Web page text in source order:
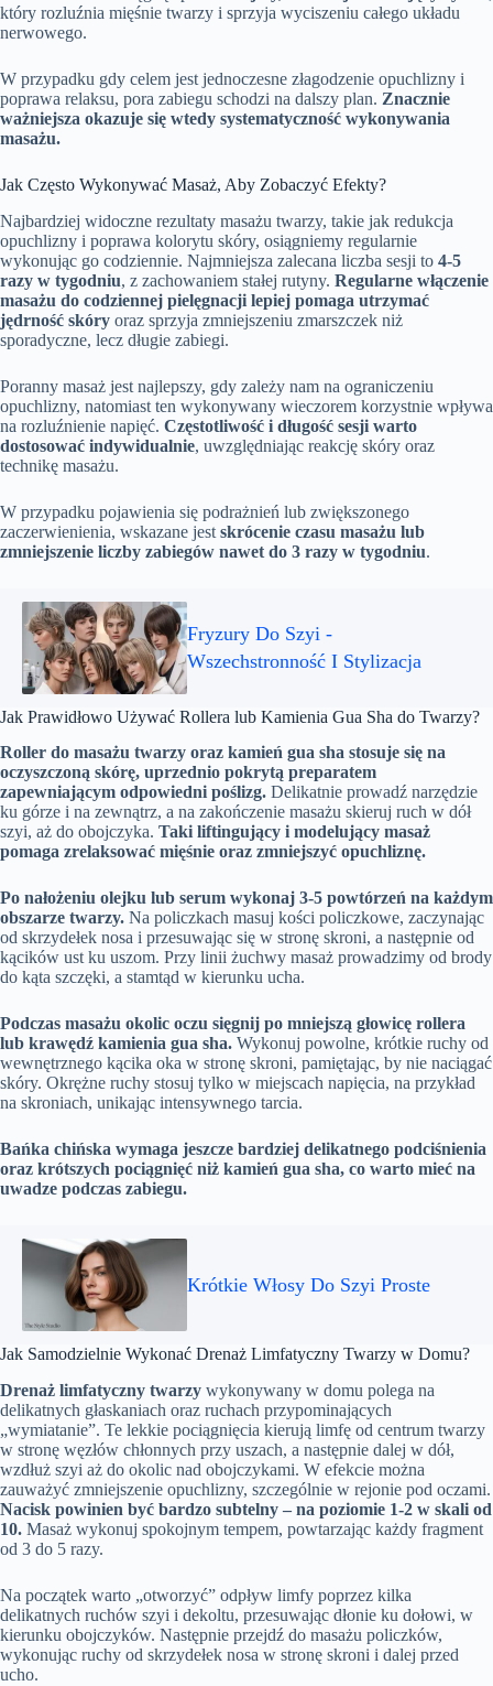
który rozluźnia mięśnie twarzy i sprzyja wyciszeniu całego układu
nerwowego.
W przypadku gdy celem jest jednoczesne złagodzenie opuchlizny i
poprawa relaksu, pora zabiegu schodzi na dalszy plan. Znacznie
ważniejsza okazuje się wtedy systematyczność wykonywania
masażu.
Jak Często Wykonywać Masaż, Aby Zobaczyć Efekty?
Najbardziej widoczne rezultaty masażu twarzy, takie jak redukcja
opuchlizny i poprawa kolorytu skóry, osiągniemy regularnie
wykonując go codziennie. Najmniejsza zalecana liczba sesji to 4-5
razy w tygodniu, z zachowaniem stałej rutyny. Regularne włączenie
masażu do codziennej pielęgnacji lepiej pomaga utrzymać
jędrność skóry oraz sprzyja zmniejszeniu zmarszczek niż
sporadyczne, lecz długie zabiegi.
Poranny masaż jest najlepszy, gdy zależy nam na ograniczeniu
opuchlizny, natomiast ten wykonywany wieczorem korzystnie wpływa
na rozluźnienie napięć. Częstotliwość i długość sesji warto
dostosować indywidualnie, uwzględniając reakcję skóry oraz
technikę masażu.
W przypadku pojawienia się podrażnień lub zwiększonego
zaczerwienienia, wskazane jest skrócenie czasu masażu lub
zmniejszenie liczby zabiegów nawet do 3 razy w tygodniu.
Fryzury Do Szyi -
Wszechstronność I Stylizacja
Jak Prawidłowo Używać Rollera lub Kamienia Gua Sha do Twarzy?
Roller do masażu twarzy oraz kamień gua sha stosuje się na
oczyszczoną skórę, uprzednio pokrytą preparatem
zapewniającym odpowiedni poślizg. Delikatnie prowadź narzędzie
ku górze i na zewnątrz, a na zakończenie masażu skieruj ruch w dół
szyi, aż do obojczyka. Taki liftingujący i modelujący masaż
pomaga zrelaksować mięśnie oraz zmniejszyć opuchliznę.
Po nałożeniu olejku lub serum wykonaj 3-5 powtórzeń na każdym
obszarze twarzy. Na policzkach masuj kości policzkowe, zaczynając
od skrzydełek nosa i przesuwając się w stronę skroni, a następnie od
kącików ust ku uszom. Przy linii żuchwy masaż prowadzimy od brody
do kąta szczęki, a stamtąd w kierunku ucha.
Podczas masażu okolic oczu sięgnij po mniejszą głowicę rollera
lub krawędź kamienia gua sha. Wykonuj powolne, krótkie ruchy od
wewnętrznego kącika oka w stronę skroni, pamiętając, by nie naciągać
skóry. Okrężne ruchy stosuj tylko w miejscach napięcia, na przykład
na skroniach, unikając intensywnego tarcia.
Bańka chińska wymaga jeszcze bardziej delikatnego podciśnienia
oraz krótszych pociągnięć niż kamień gua sha, co warto mieć na
uwadze podczas zabiegu.
Krótkie Włosy Do Szyi Proste
Jak Samodzielnie Wykonać Drenaż Limfatyczny Twarzy w Domu?
Drenaż limfatyczny twarzy wykonywany w domu polega na
delikatnych głaskaniach oraz ruchach przypominających
„wymiatanie”. Te lekkie pociągnięcia kierują limfę od centrum twarzy
w stronę węzłów chłonnych przy uszach, a następnie dalej w dół,
wzdłuż szyi aż do okolic nad obojczykami. W efekcie można
zauważyć zmniejszenie opuchlizny, szczególnie w rejonie pod oczami.
Nacisk powinien być bardzo subtelny – na poziomie 1-2 w skali od
10. Masaż wykonuj spokojnym tempem, powtarzając każdy fragment
od 3 do 5 razy.
Na początek warto „otworzyć” odpływ limfy poprzez kilka
delikatnych ruchów szyi i dekoltu, przesuwając dłonie ku dołowi, w
kierunku obojczyków. Następnie przejdź do masażu policzków,
wykonując ruchy od skrzydełek nosa w stronę skroni i dalej przed
ucho.